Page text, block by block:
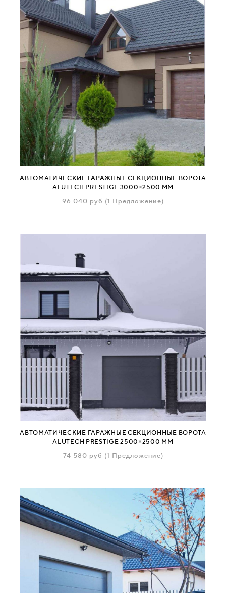
АВТОМАТИЧЕСКИЕ ГАРАЖНЫЕ СЕКЦИОННЫЕ ВОРОТА
ALUTECH PRESTIGE 3000×2500 ММ
96 040 руб (1 Предложение)
АВТОМАТИЧЕСКИЕ ГАРАЖНЫЕ СЕКЦИОННЫЕ ВОРОТА
ALUTECH PRESTIGE 2500×2500 ММ
74 580 руб (1 Предложение)